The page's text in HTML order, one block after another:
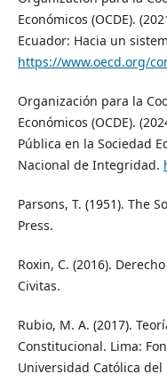
Económicos (OCDE).
Ecuador: Hacia un
https://www.oecd.org/
Organización para la
Económicos (OCDE).
Pública en la Sociedad
Nacional de Integridad.
Parsons, T. (1951). The
Press.
Roxin, C. (2016).
Civitas.
Rubio, M. A. (2017).
Constitucional. Lima:
Universidad Católica del